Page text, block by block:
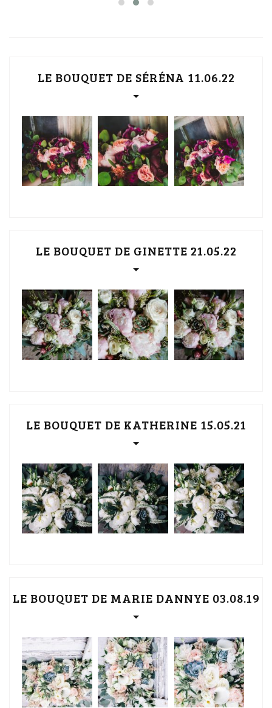
LE BOUQUET DE SÉRÉNA 11.06.22
LE BOUQUET DE GINETTE 21.05.22
LE BOUQUET DE KATHERINE 15.05.21
LE BOUQUET DE MARIE DANNYE 03.08.19